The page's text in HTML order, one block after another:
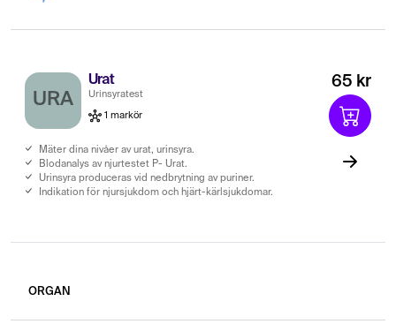
URA
Urat
Urinsyratest
1 markör
Mäter dina nivåer av urat, urinsyra.
Blodanalys av njurtestet P- Urat.
Urinsyra produceras vid nedbrytning av puriner.
Indikation för njursjukdom och hjärt-kärlsjukdomar.
65 kr
ORGAN